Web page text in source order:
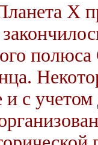
Х
полюса
и с